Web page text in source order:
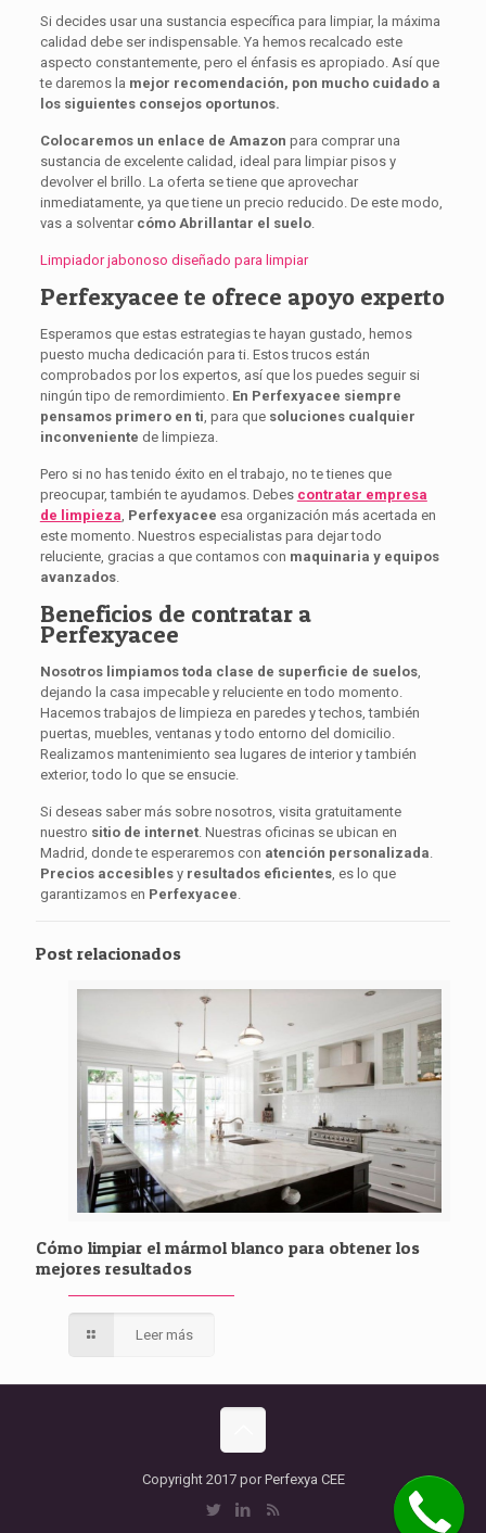
Si decides usar una sustancia específica para limpiar, la máxima
calidad debe ser indispensable. Ya hemos recalcado este
aspecto constantemente, pero el énfasis es apropiado. Así que
te daremos la mejor recomendación, pon mucho cuidado a
los siguientes consejos oportunos.
Colocaremos un enlace de Amazon para comprar una
sustancia de excelente calidad, ideal para limpiar pisos y
devolver el brillo. La oferta se tiene que aprovechar
inmediatamente, ya que tiene un precio reducido. De este modo,
vas a solventar cómo Abrillantar el suelo.
Limpiador jabonoso diseñado para limpiar
Perfexyacee te ofrece apoyo experto
Esperamos que estas estrategias te hayan gustado, hemos
puesto mucha dedicación para ti. Estos trucos están
comprobados por los expertos, así que los puedes seguir si
ningún tipo de remordimiento. En Perfexyacee siempre
pensamos primero en ti, para que soluciones cualquier
inconveniente de limpieza.
Pero si no has tenido éxito en el trabajo, no te tienes que
preocupar, también te ayudamos. Debes contratar empresa
de limpieza, Perfexyacee esa organización más acertada en
este momento. Nuestros especialistas para dejar todo
reluciente, gracias a que contamos con maquinaria y equipos
avanzados.
Beneficios de contratar a
Perfexyacee
Nosotros limpiamos toda clase de superficie de suelos,
dejando la casa impecable y reluciente en todo momento.
Hacemos trabajos de limpieza en paredes y techos, también
puertas, muebles, ventanas y todo entorno del domicilio.
Realizamos mantenimiento sea lugares de interior y también
exterior, todo lo que se ensucie.
Si deseas saber más sobre nosotros, visita gratuitamente
nuestro sitio de internet. Nuestras oficinas se ubican en
Madrid, donde te esperaremos con atención personalizada.
Precios accesiblesy resultados eficientes, es lo que
garantizamos en Perfexyacee.
Post relacionados
Cómo limpiar el mármol blanco para obtener los
mejores resultados
Leer más
Copyright 2017 por Perfexya CEE